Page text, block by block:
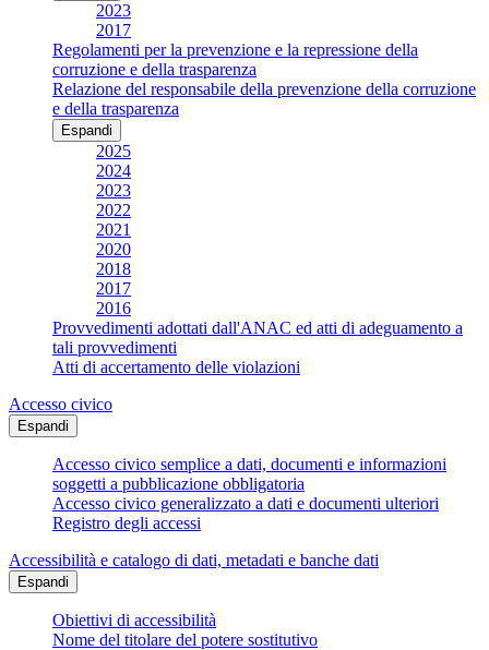
2023
2017
Regolamenti per la prevenzione e la repressione della
corruzione e della trasparenza
Relazione del responsabile della prevenzione della corruzione
e della trasparenza
Espandi
2025
2024
2023
2022
2021
2020
2018
2017
2016
Provvedimenti adottati dall'ANAC ed atti di adeguamento a
tali provvedimenti
Atti di accertamento delle violazioni
Accesso civico
Espandi
Accesso civico semplice a dati, documenti e informazioni
soggetti a pubblicazione obbligatoria
Accesso civico generalizzato a dati e documenti ulteriori
Registro degli accessi
Accessibilità e catalogo di dati, metadati e banche dati
Espandi
Obiettivi di accessibilità
Nome del titolare del potere sostitutivo